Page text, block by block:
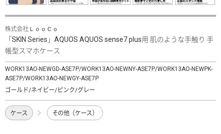
株式会社ＬｏｏＣｏ
「SKIN Series」AQUOS AQUOS sense7 plus用 肌のような手触り 手
帳型スマホケース
WORK13AO-NEWGD-ASE7P/WORK13AO-NEWNY-ASE7P/WORK13AO-NEWPK-
ASE7P/WORK13AO-NEWGY-ASE7P
ゴールド/ネイビー/ピンク/グレー
ケース その他（ケース）